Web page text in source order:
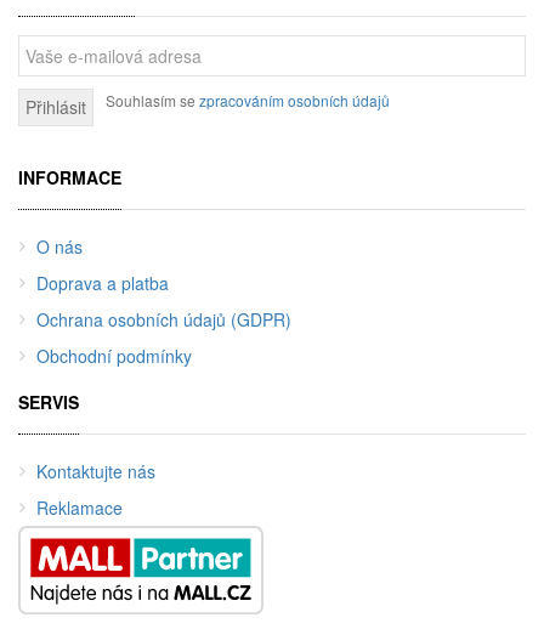
Přihlásit Souhlasím se zpracováním osobních údajů
INFORMACE
O nás
Doprava a platba
Ochrana osobních údajů (GDPR)
Obchodní podmínky
SERVIS
Kontaktujte nás
Reklamace